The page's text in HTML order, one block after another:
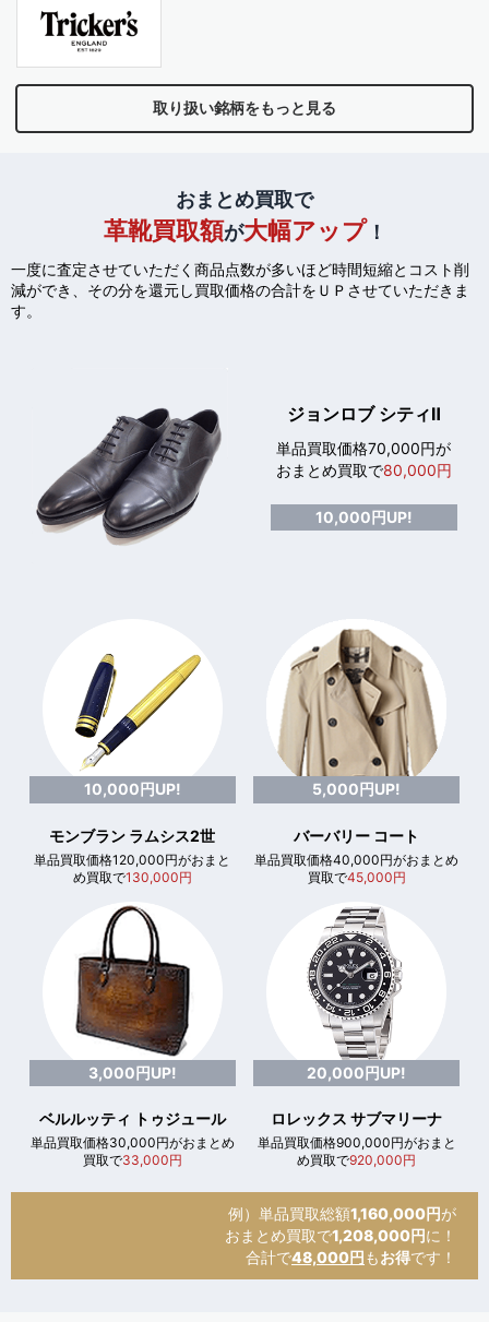
取り扱い銘柄をもっと見る
おまとめ買取で
革靴買取額が大幅アップ！
一度に査定させていただく商品点数が多いほど時間短縮とコスト削
減ができ、 その分を還元し買取価格の合計をＵＰさせていただきま
す。
ジョンロブ シティⅡ
単品買取価格70,000円が
おまとめ買取で80,000円
10,000円UP!
10,000円UP!
モンブラン ラムシス2世
単品買取価格120,000円がおまと
め買取で130,000円
5,000円UP!
バーバリー コート
単品買取価格40,000円がおまとめ
買取で45,000円
3,000円UP!
ベルルッティ トゥジュール
単品買取価格30,000円がおまとめ
買取で33,000円
20,000円UP!
ロレックス サブマリーナ
単品買取価格900,000円がおまと
め買取で920,000円
例）単品買取総額1,160,000円が
おまとめ買取で1,208,000円に！
合計で48,000円 もお得です！